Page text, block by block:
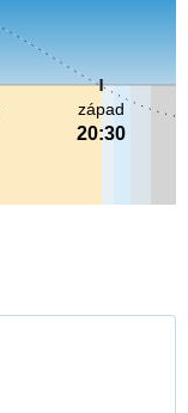
západ
20:30